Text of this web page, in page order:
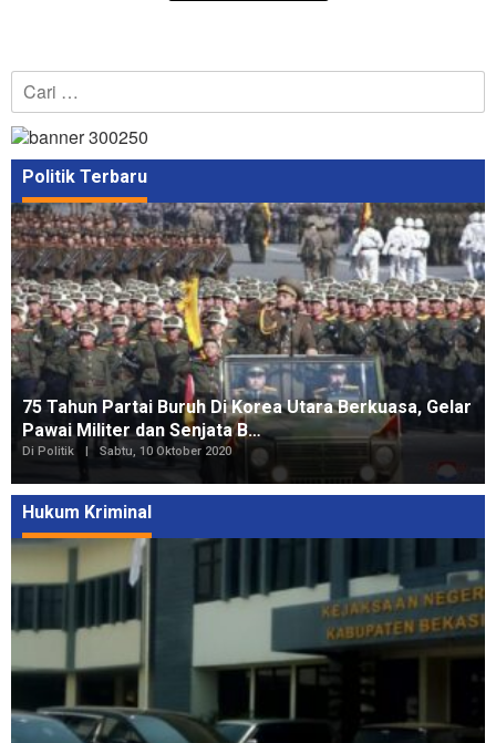
Cari
untuk:
Politik Terbaru
75 Tahun Partai Buruh Di Korea Utara Berkuasa, Gelar
Pawai Militer dan Senjata B…
Di Politik Sabtu, 10 Oktober 2020
Hukum Kriminal